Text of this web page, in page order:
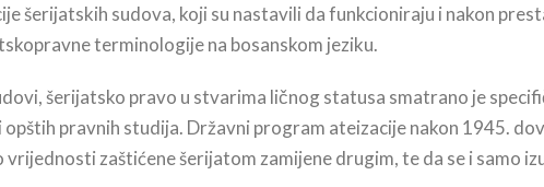
šerijatskih sudova, koji su nastavili da funkcioniraju i nakon
terminologije na bosanskom jeziku.
šerijatsko pravo u stvarima ličnog statusa smatrano je
pravnih studija. Državni program ateizacije nakon 1945.
zaštićene šerijatom zamijene drugim, te da se i samo